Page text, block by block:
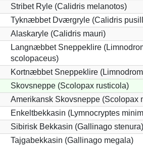
Stribet Ryle (Calidris melanotos)
Tyknæbbet Dværgryle (Calidris
Alaskaryle (Calidris mauri)
Langnæbbet Sneppeklire
scolopaceus)
Kortnæbbet Sneppeklire
Skovsneppe (Scolopax rusticola)
Amerikansk Skovsneppe (Scolopax
Enkeltbekkasin (Lymnocryptes
Sibirisk Bekkasin (Gallinago stenura)
Tajgabekkasin (Gallinago megala)